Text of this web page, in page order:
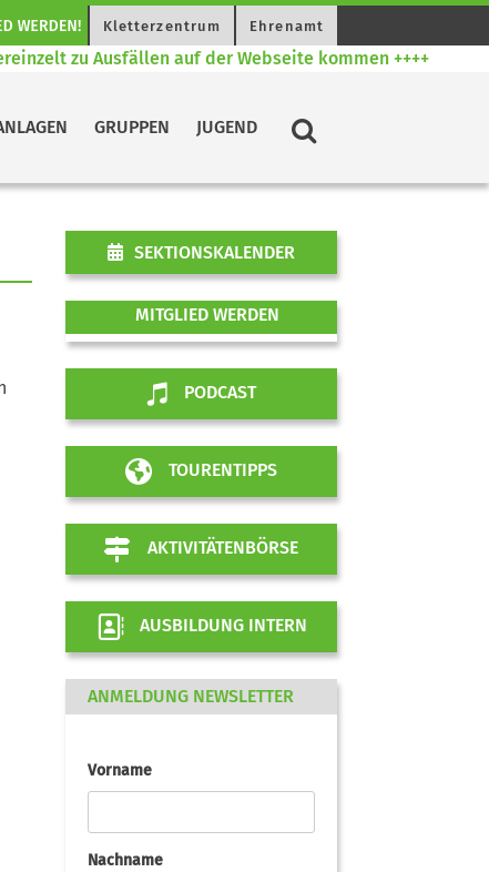
Kletterzentrum Ehrenamt
zu Ausfällen auf der Webseite kommen ++++
GRUPPEN JUGEND
SEKTIONSKALENDER
MITGLIED WERDEN
PODCAST
TOURENTIPPS
AKTIVITÄTENBÖRSE
AUSBILDUNG INTERN
ANMELDUNG NEWSLETTER
Vorname
Nachname